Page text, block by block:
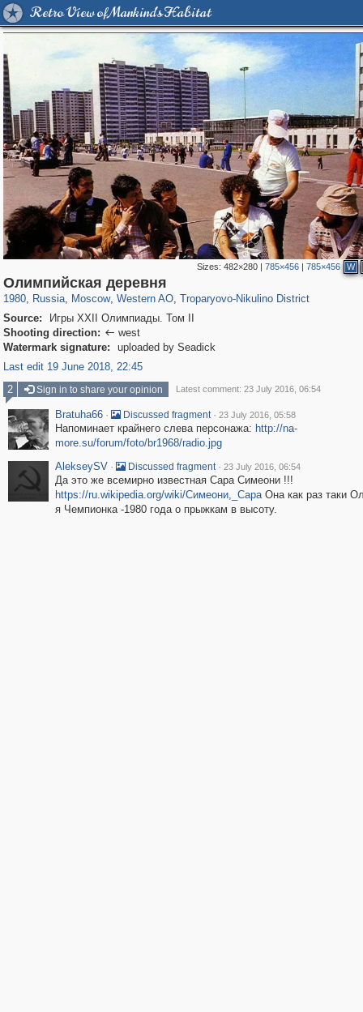
Retro View of Mankind's Habitat
Sizes: 482×280| 785×456| 785×456 W
Олимпийская деревня
1980, Russia
1,406,257 29,243
, Moscow
319,779 8,286
, Western AO
27,129 310
, Troparyovo-Nikulino District
Source:
Игры XXII Олимпиады. Том II
Shooting direction:  west
Watermark signature:
uploaded by Seadick
Last edit 19 June 2018, 22:45
2
Sign in to share your opinion Latest comment: 23 July 2016, 06:54
Bratuha66 · Discussed fragment · 23 July 2016, 05:58
Напоминает крайнего слева персонажа: http://na-
more.su/forum/foto/br1968/radio.jpg
AlekseySV · Discussed fragment · 23 July 2016, 06:54
Да это же всемирно известная Сара Симеони !!!
https://ru.wikipedia.org/wiki/Симеони,_СараОна как раз таки
я Чемпионка -1980 года о прыжкам в высоту.